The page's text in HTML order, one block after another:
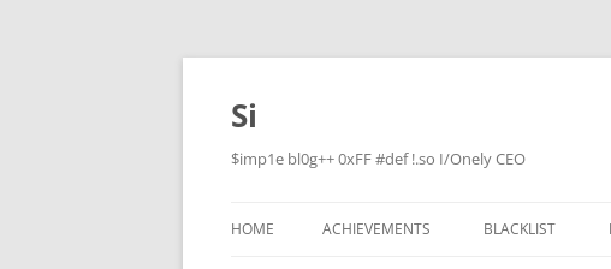
Skip
content
Si
$imp1e bl0g++ 0xFF #def !.so I/Onely CEO
HOME ACHIEVEMENTS BLACKLIST